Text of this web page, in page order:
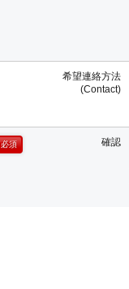
希望連絡方法
(Contact)
必須 確認